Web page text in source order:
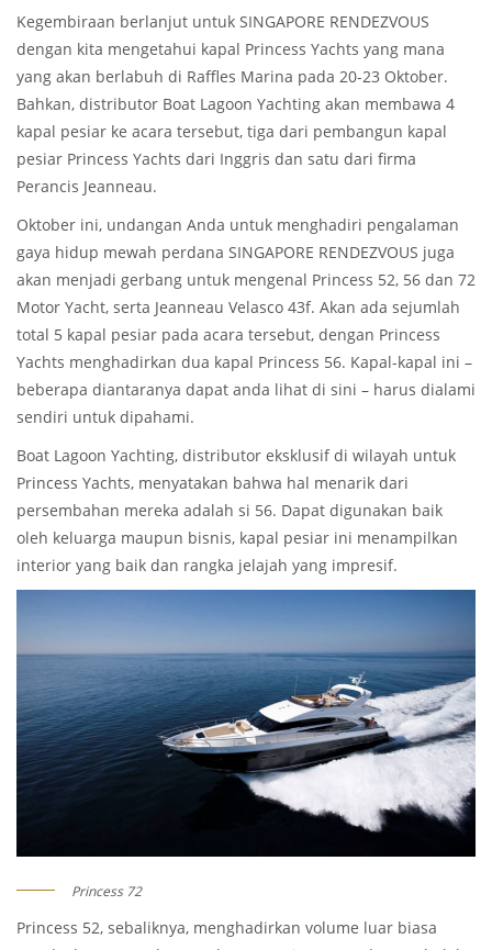
Kegembiraan berlanjut untuk SINGAPORE RENDEZVOUS
dengan kita mengetahui kapal Princess Yachts yang mana
yang akan berlabuh di Raffles Marina pada 20-23 Oktober.
Bahkan, distributor Boat Lagoon Yachting akan membawa 4
kapal pesiar ke acara tersebut, tiga dari pembangun kapal
pesiar Princess Yachts dari Inggris dan satu dari firma
Perancis Jeanneau.
Oktober ini, undangan Anda untuk menghadiri pengalaman
gaya hidup mewah perdana SINGAPORE RENDEZVOUS juga
akan menjadi gerbang untuk mengenal Princess 52, 56 dan 72
Motor Yacht, serta Jeanneau Velasco 43f. Akan ada sejumlah
total 5 kapal pesiar pada acara tersebut, dengan Princess
Yachts menghadirkan dua kapal Princess 56. Kapal-kapal ini –
beberapa diantaranya dapat anda lihat di sini – harus dialami
sendiri untuk dipahami.
Boat Lagoon Yachting, distributor eksklusif di wilayah untuk
Princess Yachts, menyatakan bahwa hal menarik dari
persembahan mereka adalah si 56. Dapat digunakan baik
oleh keluarga maupun bisnis, kapal pesiar ini menampilkan
interior yang baik dan rangka jelajah yang impresif.
Princess 72
Princess 52, sebaliknya, menghadirkan volume luar biasa